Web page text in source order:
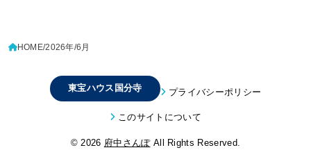
HOME 2026年 6月
東宝ハウス国分寺 プライバシーポリシー
このサイトについて
© 2026 府中さんぽAll Rights Reserved.